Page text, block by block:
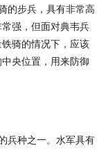
的步兵，具有非常高
强，但面对典韦兵
骑的情况下，应该
央位置，用来防御
兵种之一。水军具有